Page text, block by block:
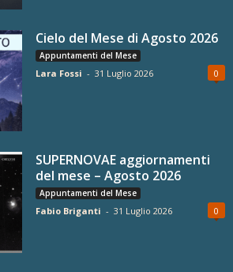
Cielo del Mese di Agosto 2026
Appuntamenti del Mese
Lara Fossi - 31 Luglio 2026 0
SUPERNOVAE aggiornamenti
del mese – Agosto 2026
Appuntamenti del Mese
Fabio Briganti - 31 Luglio 2026 0